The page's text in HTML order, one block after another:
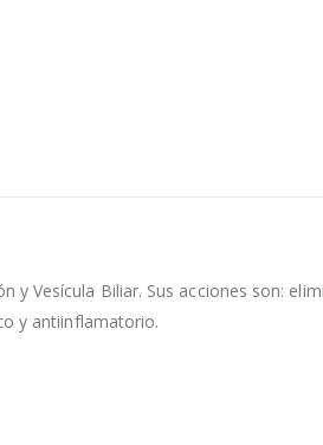
Vesícula Biliar. Sus acciones son:
y antiinflamatorio.